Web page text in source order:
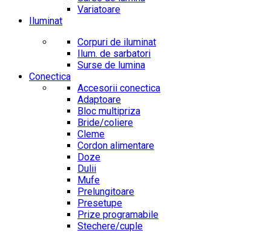
Variatoare
Iluminat
Corpuri de iluminat
Ilum. de sarbatori
Surse de lumina
Conectica
Accesorii conectica
Adaptoare
Bloc multipriza
Bride/coliere
Cleme
Cordon alimentare
Doze
Dulii
Mufe
Prelungitoare
Presetupe
Prize programabile
Stechere/cuple